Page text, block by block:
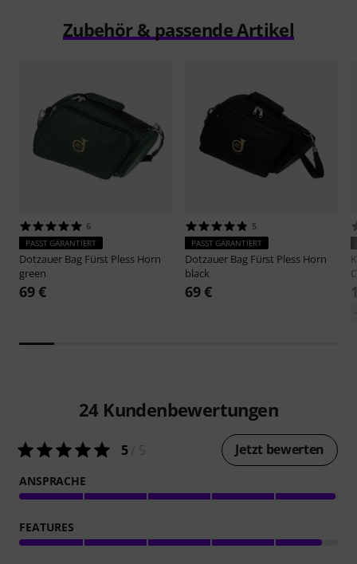
Zubehör & passende Artikel
6
PASST GARANTIERT
Dotzauer Bag Fürst Pless Horn
green
69 €
5
PASST GARANTIERT
Dotzauer Bag Fürst Pless Horn
black
69 €
24 Kundenbewertungen
5/ 5 Jetzt bewerten
ANSPRACHE
FEATURES